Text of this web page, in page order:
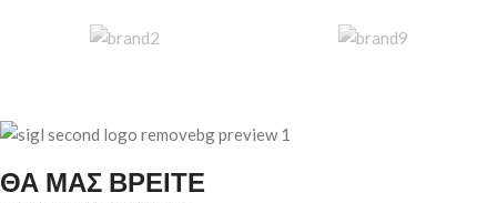
ΘΑ ΜΑΣ ΒΡΕΙΤΕ